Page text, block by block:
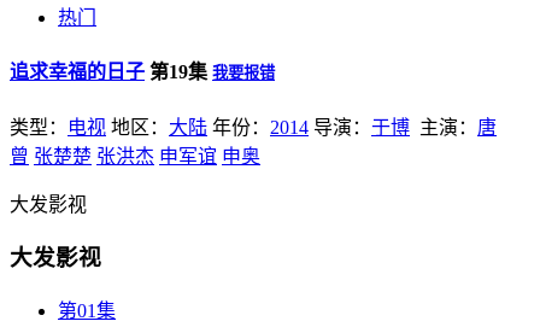
热门
追求幸福的日子 第19集 我要报错
类型： 电视 地区： 大陆 年份： 2014 导演： 于博 主演： 唐
曾 张楚楚 张洪杰 申军谊 申奥
大发影视
大发影视
第01集